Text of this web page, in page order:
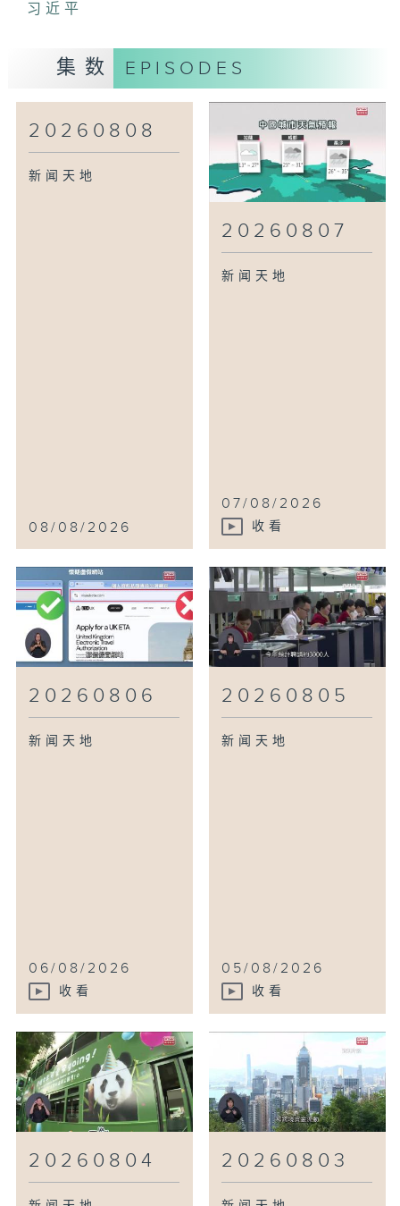
习近平
集数 EPISODES
20260808
新闻天地
08/08/2026
20260807
新闻天地
07/08/2026
收看
20260806
新闻天地
06/08/2026
收看
20260805
新闻天地
05/08/2026
收看
20260804 20260803